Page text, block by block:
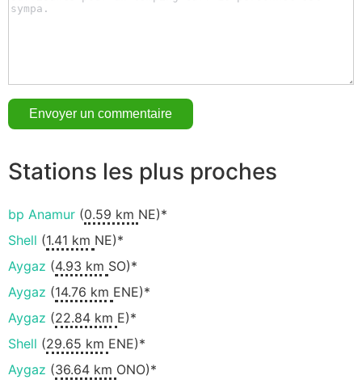
Stations les plus proches
bp Anamur (0.59 km NE)*
Shell (1.41 km NE)*
Aygaz (4.93 km SO)*
Aygaz (14.76 km ENE)*
Aygaz (22.84 km E)*
Shell (29.65 km ENE)*
Aygaz (36.64 km ONO)*